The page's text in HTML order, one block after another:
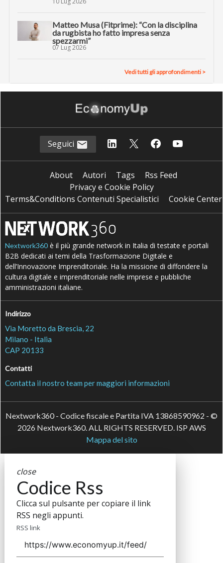
Matteo Musa (Fitprime): “Con la disciplina
da rugbista ho fatto impresa senza
spezzarmi”
07 Lug 2026
Vedi tutti gli approfondimenti >
Seguici
About Autori Tags
Rss Feed
Privacy e Cookie Policy
Terms&Conditions Contenuti Specialistici
Cookie Center
Nextwork360 è il più grande network in Italia di testate e portali
B2B dedicati ai temi della Trasformazione Digitale e
dell’Innovazione Imprenditoriale. Ha la missione di diffondere la
cultura digitale e imprenditoriale nelle imprese e pubbliche
amministrazioni italiane.
Indirizzo
Via Moretto da Brescia, 22
Milano - Italia
CAP 20133
Contatti
Contatta il nostro team per maggiori informazioni
Nextwork360 - Codice fiscale e Partita IVA 13868590962 - ©
2026 Nextwork360. ALL RIGHTS RESERVED. ISP AWS
Mappa del sito
close
Codice Rss
Clicca sul pulsante per copiare il link
RSS negli appunti.
RSS link